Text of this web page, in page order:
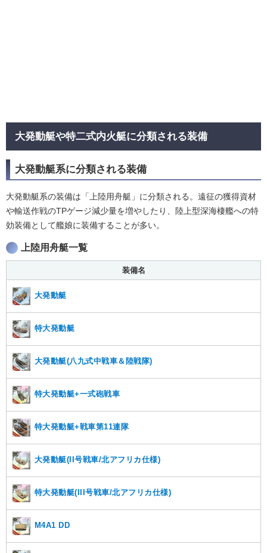
大発動艇や特二式内火艇に分類される装備
大発動艇系に分類される装備
大発動艇系の装備は「上陸用舟艇」に分類される。遠征の獲得資材
や輸送作戦のTPゲージ減少量を増やしたり、陸上型深海棲艦への特
効装備として艦娘に装備することが多い。
上陸用舟艇一覧
装備名
大発動艇
特大発動艇
大発動艇(八九式中戦車＆陸戦隊)
特大発動艇+一式砲戦車
特大発動艇+戦車第11連隊
大発動艇(II号戦車/北アフリカ仕様)
特大発動艇(III号戦車/北アフリカ仕様)
M4A1 DD